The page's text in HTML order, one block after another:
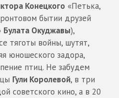
Конецкого «Петька,
бытии друзей
Булата Окуджавы),
тяготы войны, шутят,
юношеского задора,
птиц. Не забудем
Гули Королевой, в три
советского кино, а в 20